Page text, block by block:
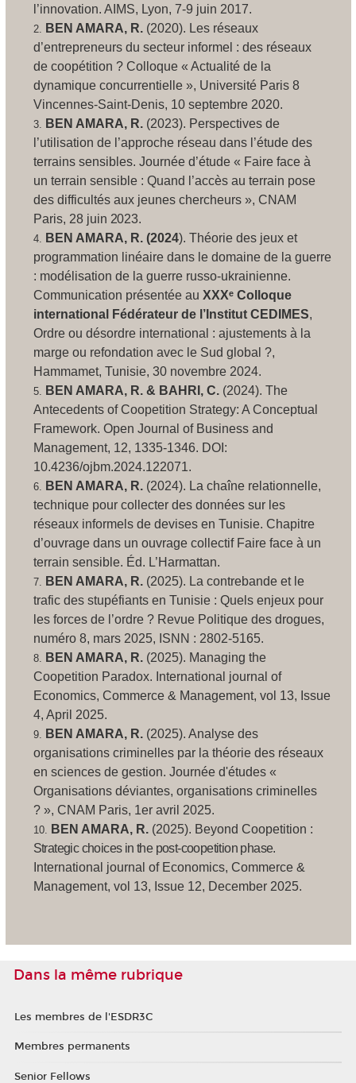
l’innovation. AIMS, Lyon, 7-9 juin 2017.
BEN AMARA, R. (2020). Les réseaux
d’entrepreneurs du secteur informel : des réseaux
de coopétition ? Colloque « Actualité de la
dynamique concurrentielle », Université Paris 8
Vincennes-Saint-Denis, 10 septembre 2020.
BEN AMARA, R. (2023). Perspectives de
l’utilisation de l’approche réseau dans l’étude des
terrains sensibles. Journée d’étude « Faire face à
un terrain sensible : Quand l’accès au terrain pose
des difficultés aux jeunes chercheurs », CNAM
Paris, 28 juin 2023.
BEN AMARA, R. (2024). Théorie des jeux et
programmation linéaire dans le domaine de la guerre
: modélisation de la guerre russo-ukrainienne.
Communication présentée au XXXᵉ Colloque
international Fédérateur de l’Institut CEDIMES,
Ordre ou désordre international : ajustements à la
marge ou refondation avec le Sud global ?,
Hammamet, Tunisie, 30 novembre 2024.
BEN AMARA, R. & BAHRI, C. (2024). The
Antecedents of Coopetition Strategy: A Conceptual
Framework. Open Journal of Business and
Management, 12, 1335-1346. DOI:
10.4236/ojbm.2024.122071.
BEN AMARA, R. (2024). La chaîne relationnelle,
technique pour collecter des données sur les
réseaux informels de devises en Tunisie. Chapitre
d’ouvrage dans un ouvrage collectif Faire face à un
terrain sensible. Éd. L’Harmattan.
BEN AMARA, R. (2025). La contrebande et le
trafic des stupéfiants en Tunisie : Quels enjeux pour
les forces de l’ordre ? Revue Politique des drogues,
numéro 8, mars 2025, ISNN : 2802-5165.
BEN AMARA, R. (2025). Managing the
Coopetition Paradox. International journal of
Economics, Commerce & Management, vol 13, Issue
4, April 2025.
BEN AMARA, R. (2025). Analyse des
organisations criminelles par la théorie des réseaux
en sciences de gestion. Journée d'études «
Organisations déviantes, organisations criminelles
? », CNAM Paris, 1er avril 2025.
BEN AMARA, R. (2025). Beyond Coopetition :
Strategic choices in the post-coopetition phase.
International journal of Economics, Commerce &
Management, vol 13, Issue 12, December 2025.
Dans la même rubrique
Les membres de l'ESDR3C
Membres permanents
Senior Fellows